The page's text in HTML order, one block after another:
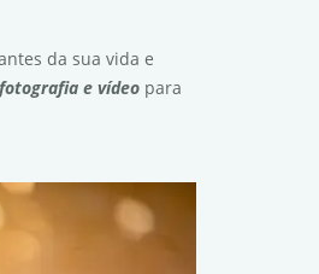
da sua vida e
e vídeo para